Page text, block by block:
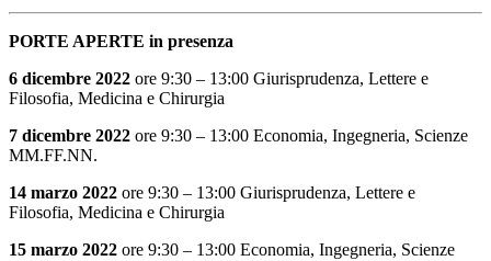
PORTE APERTE in presenza
6 dicembre 2022 ore 9:30 – 13:00 Giurisprudenza, Lettere e
Filosofia, Medicina e Chirurgia
7 dicembre 2022 ore 9:30 – 13:00 Economia, Ingegneria, Scienze
MM.FF.NN.
14 marzo 2022 ore 9:30 – 13:00 Giurisprudenza, Lettere e
Filosofia, Medicina e Chirurgia
15 marzo 2022 ore 9:30 – 13:00 Economia, Ingegneria, Scienze